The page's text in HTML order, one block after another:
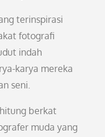
terinspirasi
fotografi
indah
karya mereka
seni.
berkat
muda yang